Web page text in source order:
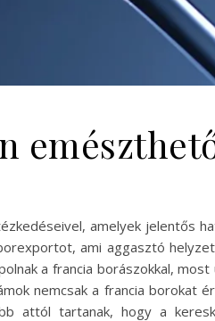
amelyek jelentős
ami aggasztó
a francia borászokkal,
nemcsak a francia borokat
attól tartanak, hogy a